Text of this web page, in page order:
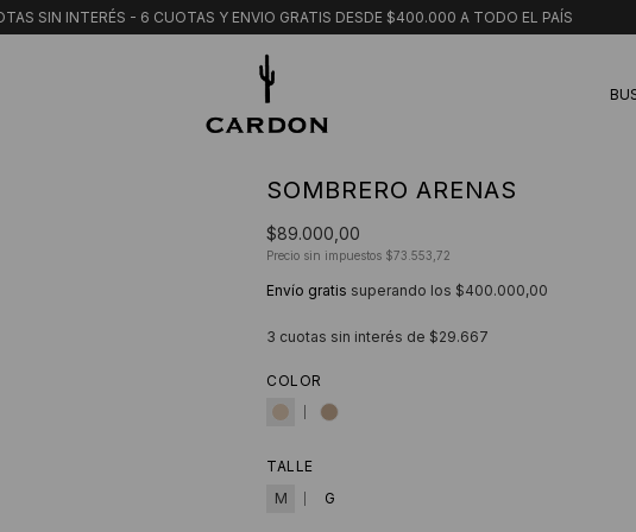
SIN INTERÉS - 6 CUOTAS Y ENVIO GRATIS DESDE $400.000 A TODO EL PAÍS
SOMBRERO ARENAS
$89.000,00
Precio sin impuestos $73.553,72
Envío gratis superando los $400.000,00
3 cuotas sin interés de $29.667
COLOR
TALLE
M
G